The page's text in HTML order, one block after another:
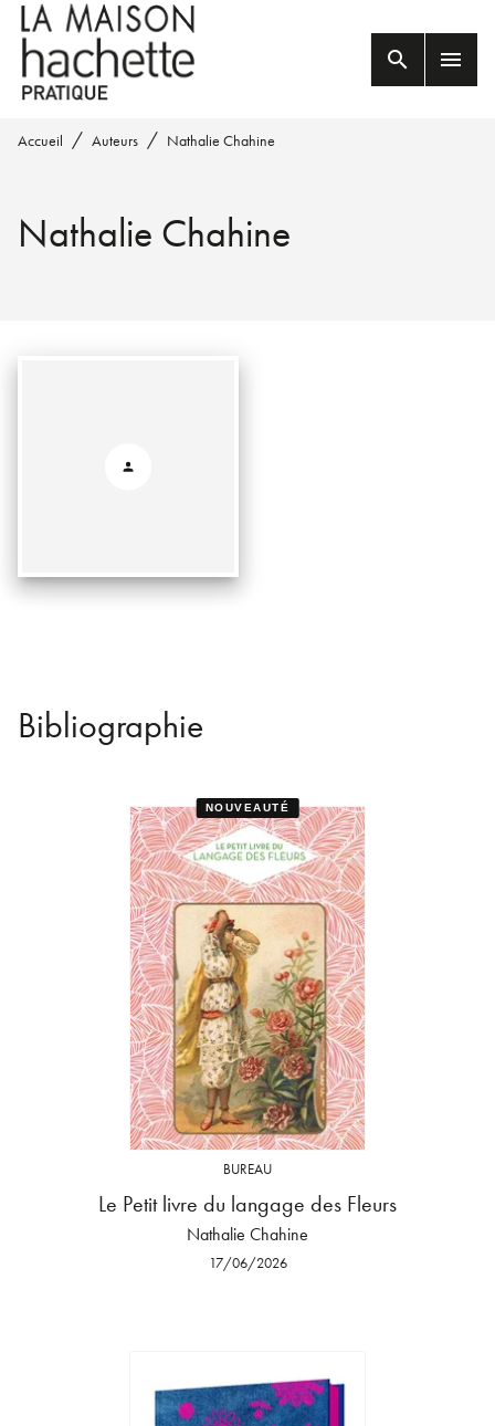
MENU RECHERCHE
PIED DE PAGE
search menu
Accueil / Auteurs / Nathalie Chahine
Nathalie Chahine
Bibliographie
NOUVEAUTÉ
BUREAU
Le Petit livre du langage des Fleurs
Nathalie Chahine
17/06/2026